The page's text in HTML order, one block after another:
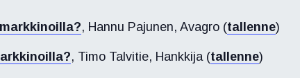
, Hannu Pajunen, Avagro (tallenne)
, Timo Talvitie, Hankkija (tallenne)